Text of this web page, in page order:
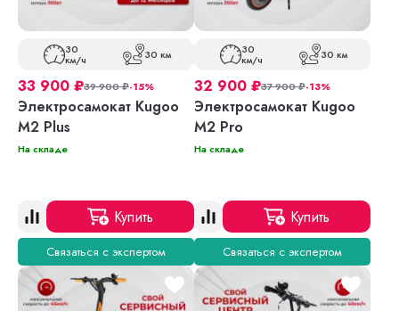
30
км/ч 30 км
33 900 ₽39 900₽-15%
Электросамокат Kugoo
M2 Plus
На складе
Купить
Связаться с экспертом
30
км/ч 30 км
32 900 ₽37 900₽-13%
Электросамокат Kugoo
M2 Pro
На складе
Купить
Связаться с экспертом